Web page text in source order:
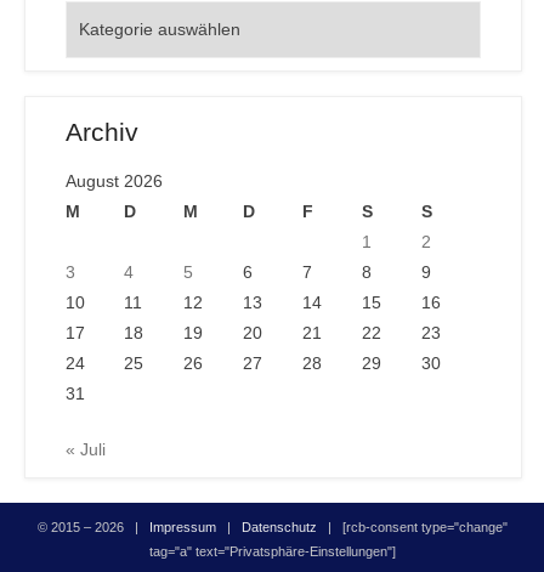
Archiv
August 2026
M
D M D F S
S
1
2
3
4 5 6 7 8
9
10
11 12 13 14 15
16
17
18 19 20 21 22
23
24
25 26 27 28 29
30
31
« Juli
© 2015 – 2026 | Impressum| Datenschutz | [rcb-consent type="change"
tag="a" text="Privatsphäre-Einstellungen"]